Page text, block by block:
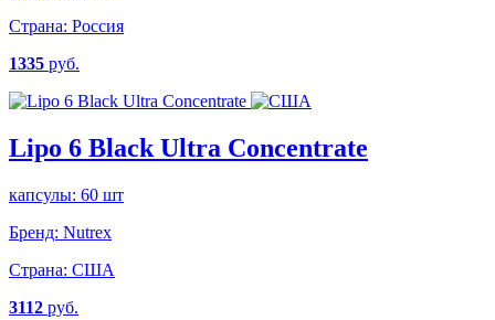
Страна: Россия
1335 руб.
Lipo 6 Black Ultra Concentrate
капсулы: 60 шт
Бренд: Nutrex
Страна: США
3112 руб.